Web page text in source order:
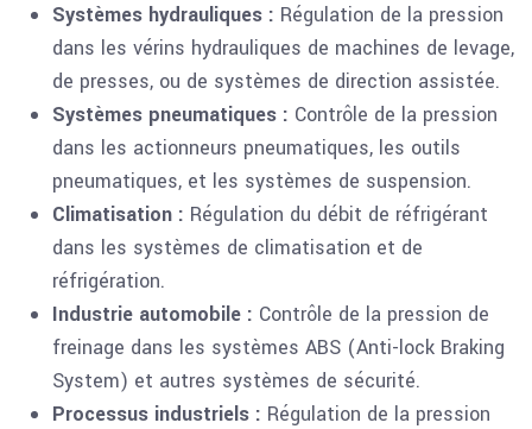
Systèmes hydrauliques : Régulation de la pression
dans les vérins hydrauliques de machines de levage,
de presses, ou de systèmes de direction assistée.
Systèmes pneumatiques : Contrôle de la pression
dans les actionneurs pneumatiques, les outils
pneumatiques, et les systèmes de suspension.
Climatisation : Régulation du débit de réfrigérant
dans les systèmes de climatisation et de
réfrigération.
Industrie automobile : Contrôle de la pression de
freinage dans les systèmes ABS (Anti-lock Braking
System) et autres systèmes de sécurité.
Processus industriels : Régulation de la pression